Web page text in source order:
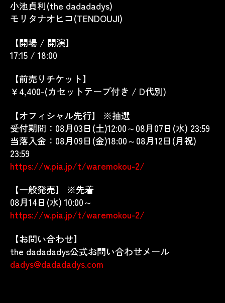
小池貞利(the dadadadys)
モリタナオヒコ(TENDOUJI)
【開場 / 開演】
17:15 / 18:00
【前売りチケット】
￥4,400-(カセットテープ付き / D代別)
【オフィシャル先行】 ※抽選
受付期間：08月03日(土)12:00～08月07日(水) 23:59
当落入金：08月09日(金)18:00～08月12日(月祝)
23:59
https://w.pia.jp/t/waremokou-2/
【一般発売】 ※先着
08月14日(水) 10:00～
https://w.pia.jp/t/waremokou-2/
【お問い合わせ】
the dadadadys公式お問い合わせメール
dadys@dadadadys.com